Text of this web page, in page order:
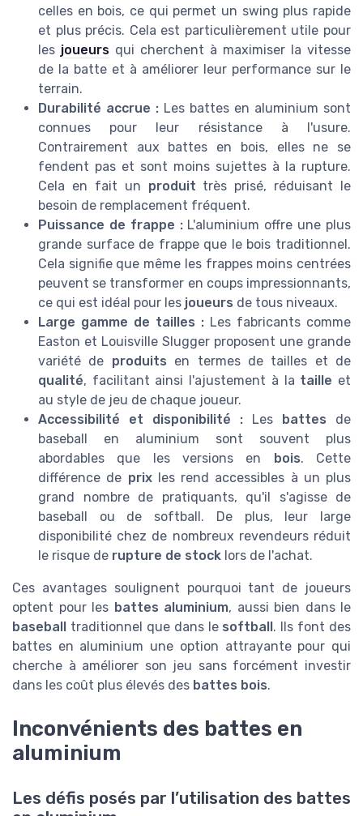
celles en bois, ce qui permet un swing plus rapide
et plus précis. Cela est particulièrement utile pour
les joueurs qui cherchent à maximiser la vitesse
de la batte et à améliorer leur performance sur le
terrain.
Durabilité accrue : Les battes en aluminium sont
connues pour leur résistance à l'usure.
Contrairement aux battes en bois, elles ne se
fendent pas et sont moins sujettes à la rupture.
Cela en fait un produit très prisé, réduisant le
besoin de remplacement fréquent.
Puissance de frappe :L'aluminium offre une plus
grande surface de frappe que le bois traditionnel.
Cela signifie que même les frappes moins centrées
peuvent se transformer en coups impressionnants,
ce qui est idéal pour les joueurs de tous niveaux.
Large gamme de tailles : Les fabricants comme
Easton et Louisville Slugger proposent une grande
variété de produits en termes de tailles et de
qualité, facilitant ainsi l'ajustement à la taille et
au style de jeu de chaque joueur.
Accessibilité et disponibilité : Les battes de
baseball en aluminium sont souvent plus
abordables que les versions en bois. Cette
différence de prixles rend accessibles à un plus
grand nombre de pratiquants, qu'il s'agisse de
baseball ou de softball. De plus, leur large
disponibilité chez de nombreux revendeurs réduit
le risque de rupture de stock lors de l'achat.
Ces avantages soulignent pourquoi tant de joueurs
optent pour les battes aluminium, aussi bien dans le
baseball traditionnel que dans le softball. Ils font des
battes en aluminium une option attrayante pour qui
cherche à améliorer son jeu sans forcément investir
dans les coût plus élevés des battes bois.
Inconvénients des battes en
aluminium
Les défis posés par l’utilisation des battes